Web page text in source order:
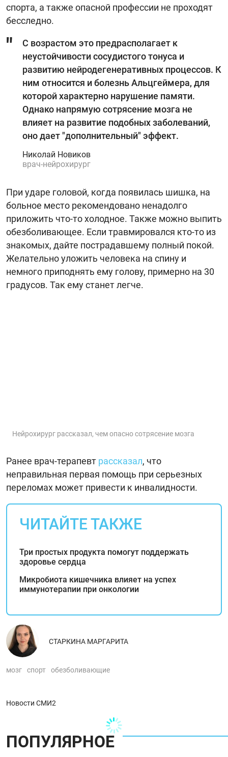
спорта, а также опасной профессии не проходят
бесследно.
С возрастом это предрасполагает к
неустойчивости сосудистого тонуса и
развитию нейродегенеративных процессов. К
ним относится и болезнь Альцгеймера, для
которой характерно нарушение памяти.
Однако напрямую сотрясение мозга не
влияет на развитие подобных заболеваний,
оно дает "дополнительный" эффект.
Николай Новиков
врач-нейрохирург
При ударе головой, когда появилась шишка, на
больное место рекомендовано ненадолго
приложить что-то холодное. Также можно выпить
обезболивающее. Если травмировался кто-то из
знакомых, дайте пострадавшему полный покой.
Желательно уложить человека на спину и
немного приподнять ему голову, примерно на 30
градусов. Так ему станет легче.
Нейрохирург рассказал, чем опасно сотрясение мозга
Ранее врач-терапевт рассказал, что
неправильная первая помощь при серьезных
переломах может привести к инвалидности.
ЧИТАЙТЕ ТАКЖЕ
Три простых продукта помогут поддержать
здоровье сердца
Микробиота кишечника влияет на успех
иммунотерапии при онкологии
СТАРКИНА МАРГАРИТА
мозг спорт обезболивающие
Новости СМИ2
ПОПУЛЯРНОЕ